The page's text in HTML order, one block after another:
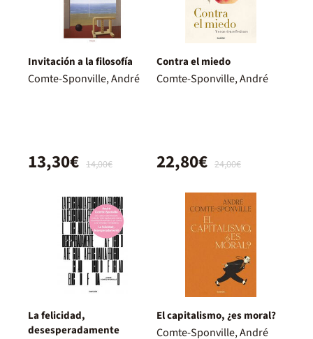
Invitación a la filosofía
Comte-Sponville, André
14,00€
13,30€
Contra el miedo
Comte-Sponville, André
24,00€
22,80€
La felicidad,
desesperadamente
El capitalismo, ¿es moral?
Comte-Sponville, André